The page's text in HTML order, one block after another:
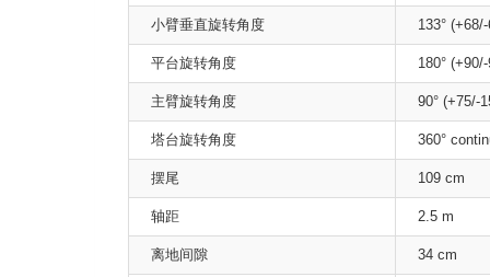
小臂垂直旋转角度 133°
平台旋转角度 180°
主臂旋转角度 90° (+75/-
塔台旋转角度 360°
摆尾 109 cm
轴距 2.5 m
离地间隙 34 cm